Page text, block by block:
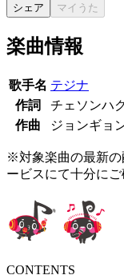
シェア マイうた
楽曲情報
歌手名 テジナ
作詞
チェソンハ
作曲
ジョンギョ
※対象楽曲の最新の
ービスにて十分に
CONTENTS